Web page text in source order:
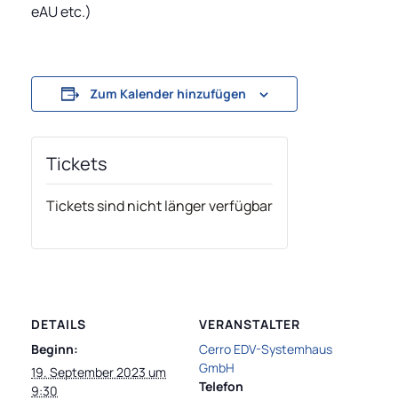
eAU etc.)
Zum Kalender hinzufügen
DETAILS
Beginn:
19. September 2023 um
9:30
VERANSTALTER
Cerro EDV-Systemhaus
GmbH
Telefon
Tickets
Tickets sind nicht länger verfügbar